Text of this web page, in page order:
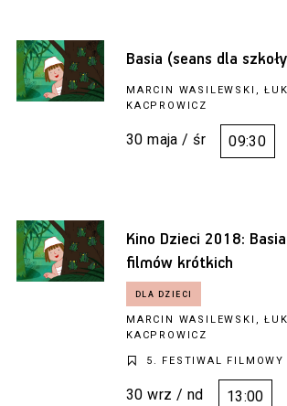
Basia (seans dla
MARCIN WASILEWSKI,
KACPROWICZ
30 maja / śr 09:30
Kino Dzieci 2018:
filmów krótkich
MARCIN WASILEWSKI,
KACPROWICZ
5. FESTIWAL FILMOWY
30 wrz / nd 13:00